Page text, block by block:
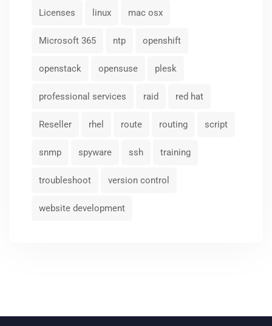
Licenses linux mac osx
Microsoft 365 ntp openshift
openstack opensuse plesk
professional services raid red hat
Reseller rhel route routing script
snmp spyware ssh training
troubleshoot version control
website development